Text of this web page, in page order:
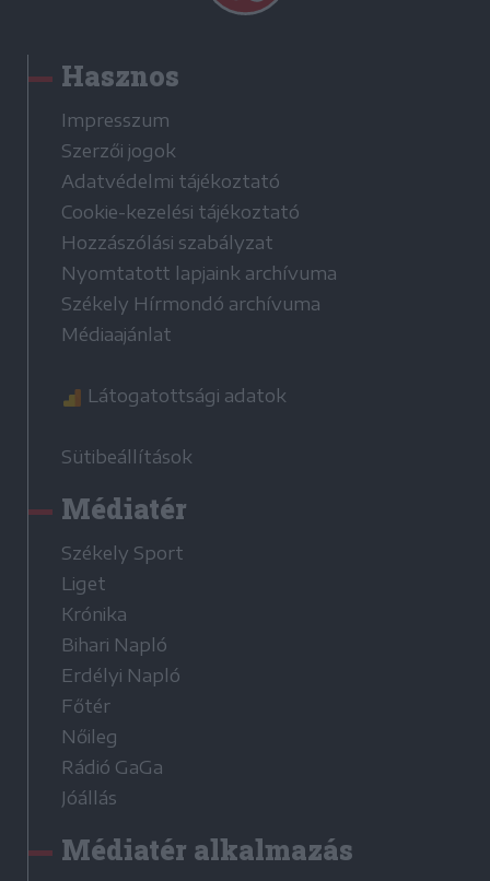
Hasznos
Impresszum
Szerzői jogok
Adatvédelmi tájékoztató
Cookie-kezelési tájékoztató
Hozzászólási szabályzat
Nyomtatott lapjaink archívuma
Székely Hírmondó archívuma
Médiaajánlat
Látogatottsági adatok
Sütibeállítások
Médiatér
Székely Sport
Liget
Krónika
Bihari Napló
Erdélyi Napló
Főtér
Nőileg
Rádió GaGa
Jóállás
Médiatér alkalmazás